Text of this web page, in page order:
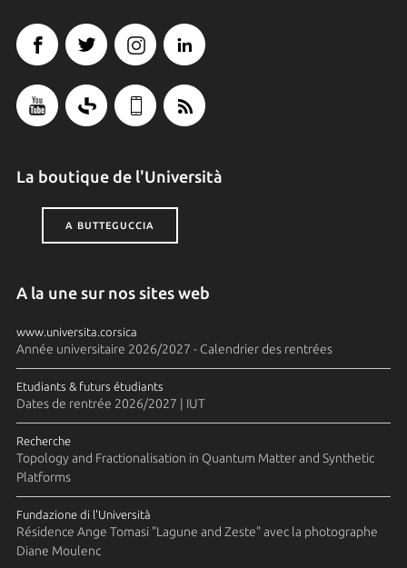
La boutique de l'Università
A BUTTEGUCCIA
A la une sur nos sites web
www.universita.corsica
Année universitaire 2026/2027 - Calendrier des rentrées
Etudiants & futurs étudiants
Dates de rentrée 2026/2027 | IUT
Recherche
Topology and Fractionalisation in Quantum Matter and Synthetic
Platforms
Fundazione di l'Università
Résidence Ange Tomasi "Lagune and Zeste" avec la photographe
Diane Moulenc